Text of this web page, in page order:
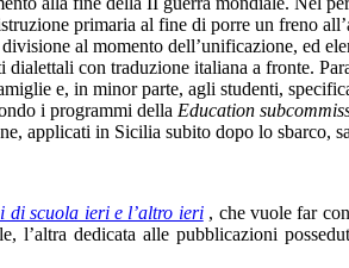
primaria al fine di porre un freno
al momento dell’unificazione, ed
con traduzione italiana a fronte.
e, in minor parte, agli studenti,
i programmi della Education
applicati in Sicilia subito dopo lo sbarco,
di scuola ieri e l’altro ieri, che vuole far
dedicata alle pubblicazioni